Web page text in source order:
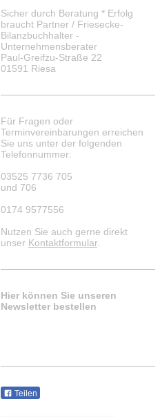
Sicher durch Beratung * Erfolg
braucht Partner / Friesecke-
Bilanzbuchhalter -
Unternehmensberater
Paul-Greifzu-Straße 22
01591 Riesa
Für Fragen oder
Terminvereinbarungen erreichen
Sie uns unter der folgenden
Telefonnummer:
03525 7736 705
und 706
0174 9577556
Nutzen Sie auch gerne direkt
unser Kontaktformular.
Hier können Sie unseren
Newsletter bestellen
Teilen